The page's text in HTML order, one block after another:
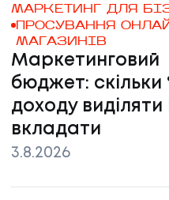
МАРКЕТИНГ ДЛЯ
ПРОСУВАННЯ
МАГАЗИНІВ
Маркетинговий
бюджет: скільки
доходу виділяти
вкладати
3.8.2026